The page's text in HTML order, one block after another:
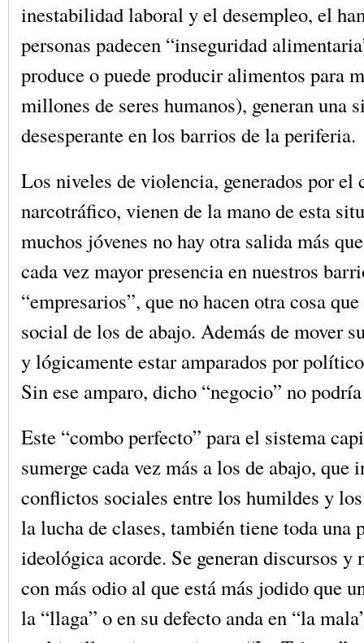
inestabilidad laboral y el desempleo, el
personas padecen “inseguridad
produce o puede producir alimentos para
millones de seres humanos), generan una
desesperante en los barrios de la periferia.
Los niveles de violencia, generados por el
narcotráfico, vienen de la mano de esta
muchos jóvenes no hay otra salida más
cada vez mayor presencia en nuestros
“empresarios”, que no hacen otra cosa
social de los de abajo. Además de mover
y lógicamente estar amparados por
Sin ese amparo, dicho “negocio” no
Este “combo perfecto” para el sistema
sumerge cada vez más a los de abajo, que
conflictos sociales entre los humildes y
la lucha de clases, también tiene toda una
ideológica acorde. Se generan discursos y
con más odio al que está más jodido que
la “llaga” o en su defecto anda en “la